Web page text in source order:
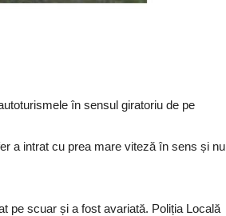
în sensul giratoriu de pe
a intrat cu prea mare viteză în sens și nu
pe scuar și a fost avariată. Poliția Locală